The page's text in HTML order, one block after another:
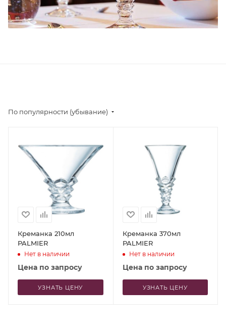
По популярности (убывание)
Креманка 210мл
PALMIER
Нет в наличии
Цена по запросу
УЗНАТЬ ЦЕНУ
Креманка 370мл
PALMIER
Нет в наличии
Цена по запросу
УЗНАТЬ ЦЕНУ